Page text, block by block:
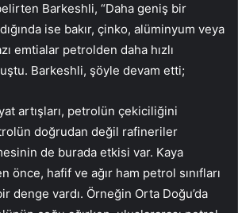
Barkeshli, “Daha geniş bir
ise bakır, çinko, alüminyum veya
emtialar petrolden daha hızlı
Barkeshli, şöyle devam etti;
artışları, petrolün çekiciliğini
doğrudan değil rafineriler
de burada etkisi var. Kaya
önce, hafif ve ağır ham petrol sınıfları
denge vardı. Örneğin Orta Doğu’da